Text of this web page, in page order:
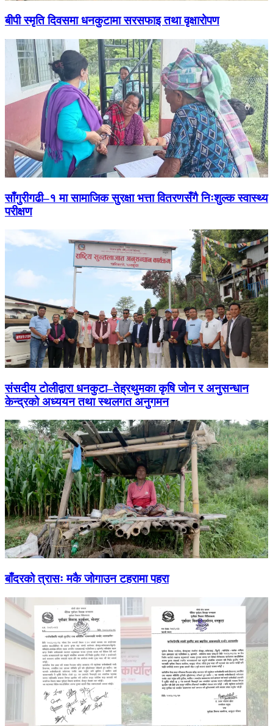
बीपी स्मृति दिवसमा धनकुटामा सरसफाइ तथा वृक्षारोपण
साँगुरीगढी–१ मा सामाजिक सुरक्षा भत्ता वितरणसँगै निःशुल्क स्वास्थ्य
परीक्षण
संसदीय टोलीद्वारा धनकुटा–तेह्रथुमका कृषि जोन र अनुसन्धान
केन्द्रको अध्ययन तथा स्थलगत अनुगमन
बाँदरको त्रासः मकै जोगाउन टहरामा पहरा